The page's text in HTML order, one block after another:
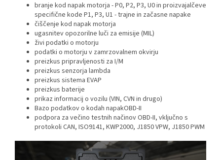
branje kod napak motorja - P0, P2, P3, U0 in proizvajalčeve
specifične kode P1, P3, U1 - trajne in začasne napake
čiščenje kod napak motorja
ugasnitev opozorilne luči za emisije (MIL)
živi podatki o motorju
podatki o motorju v zamrzovalnem okvirju
preizkus pripravljenosti za I/M
preizkus senzorja lambda
preizkus sistema EVAP
preizkus baterije
prikaz informacij o vozilu (VIN, CVN in drugo)
Bazo podatkov o kodah napakOBD-II
podpora za večino testnih načinov OBD-II, vključno s
protokoli CAN, ISO9141, KWP2000, J1850 VPW, J1850 PWM